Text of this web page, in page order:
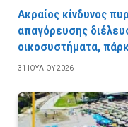
Ακραίος κίνδυνος
απαγόρευσης
οικοσυστήματα,
31 ΙΟΥΛΊΟΥ 2026